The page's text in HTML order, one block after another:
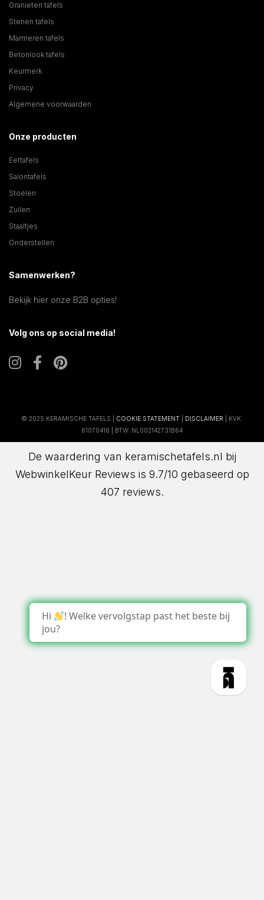
Granieten tafels
Stenen tafels
Marmeren tafels
Betonlook tafels
Keurmerk
Privacy
Algemene voorwaarden
Onze producten
Eettafels
Salontafels
Stoelen
Zuilen
Staaltjes
Onderstellen
Samenwerken?
Bekijk hier onze B2B opties!
Volg ons op social media!
© 2025 KERAMISCHE TAFELS | COOKIE STATEMENT DISCLAIMER | KVK:
61070416 | BTW: NL002142731B64
De waardering van keramischetafels.nl bij
WebwinkelKeur Reviews is 9.7/10 gebaseerd op
407 reviews.
Hi
! Welke vervolgstap past het beste bij
jou?